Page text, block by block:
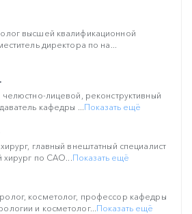
высшей квалификационной
директора по на...
челюстно-лицевой, реконструктивный
кафедры ...Показать ещё
главный внештатный специалист
хирург по САО...Показать ещё
косметолог, профессор кафедры
и косметолог...Показать ещё